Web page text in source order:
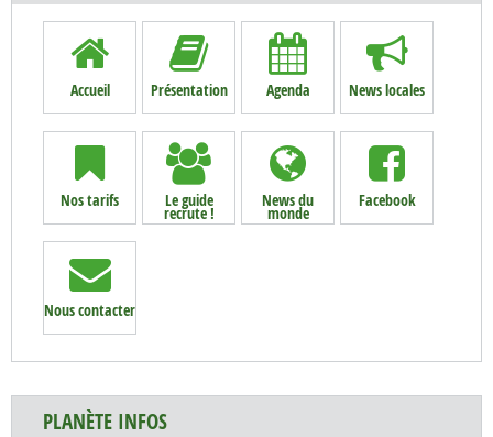
Accueil Présentation Agenda News locales
Nos tarifs Le guide
recrute !
News du
monde
Facebook
Nous contacter
PLANÈTE INFOS